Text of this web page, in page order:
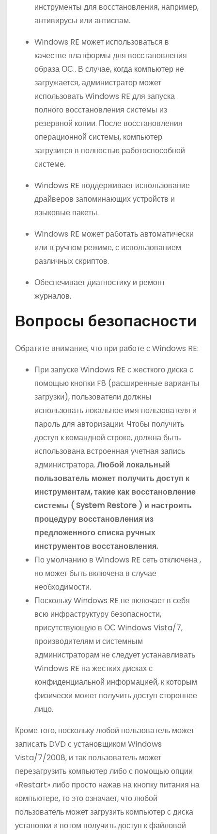
инструменты для восстановления, например,
антивирусы или антиспам.
Windows RE может использоваться в
качестве платформы для восстановления
образа ОС.. В случае, когда компьютер не
загружается, администратор может
использовать Windows RE для запуска
полного восстановления системы из
резервной копии. После восстановления
операционной системы, компьютер
загрузится в полностью работоспособной
системе.
Windows RE поддерживает использование
драйверов запоминающих устройств и
языковые пакеты.
Windows RE может работать автоматически
или в ручном режиме, с использованием
различных скриптов.
Обеспечивает диагностику и ремонт
журналов.
Вопросы безопасности
Обратите внимание, что при работе с Windows RE:
При запуске Windows RE с жесткого диска с
помощью кнопки F8 (расширенные варианты
загрузки), пользователи должны
использовать локальное имя пользователя и
пароль для авторизации. Чтобы получить
доступ к командной строке, должна быть
использована встроенная учетная запись
администратора. Любой локальный
пользователь может получить доступ к
инструментам, такие как восстановление
системы (System Restore ) и настроить
процедуру восстановления из
предложенного списка ручных
инструментов восстановления.
По умолчанию в Windows RE сеть отключена ,
но может быть включена в случае
необходимости.
Поскольку Windows RE не включает в себя
всю инфраструктуру безопасности,
присутствующую в ОС Windows Vista/7,
производителям и системным
администраторам не следует устанавливать
Windows RE на жестких дисках с
конфиденциальной информацией, к которым
физически может получить доступ стороннее
лицо.
Кроме того, поскольку любой пользователь может
записать DVD с установщиком Windows
Vista/7/2008, и так пользователь может
перезагрузить компьютер либо с помощью опции
«Restart» либо просто нажав на кнопку питания на
компьютере, то это означает, что любой
пользователь может загрузить компьютер с диска
установки и потом получить доступ к файловой